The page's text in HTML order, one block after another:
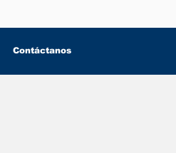
Contáctanos